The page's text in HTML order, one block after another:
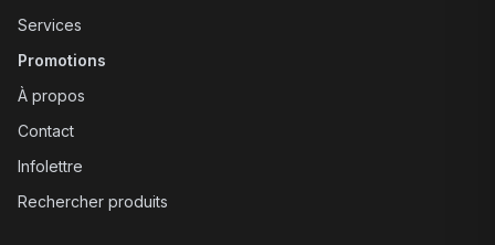
Services
Promotions
À propos
Contact
Infolettre
Rechercher produits